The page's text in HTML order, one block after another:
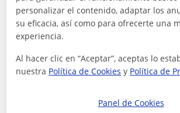
Inglés
ciencias para reforzar las clases
personalizar el contenido, adaptar los
su eficacia, así como para ofrecerte una
experiencia.
Al hacer clic en “Aceptar”, aceptas lo
nuestra Política de Cookies y Política de
Panel de Cookies